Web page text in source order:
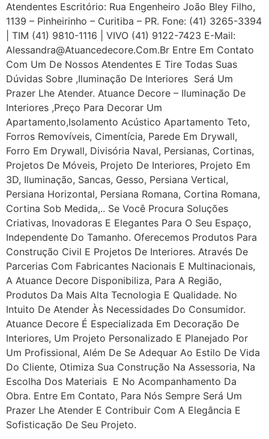
Atendentes Escritório: Rua Engenheiro João Bley Filho,
1139 – Pinheirinho – Curitiba – PR. Fone: (41) 3265-3394
| TIM (41) 9810-1116 | VIVO (41) 9122-7423 E-Mail:
Alessandra@atuancedecore.com.br Entre Em Contato
Com Um De Nossos Atendentes E Tire Todas Suas
Dúvidas Sobre ,iluminação De Interiores Será Um
Prazer Lhe Atender. Atuance Decore – Iluminação De
Interiores ,Preço Para Decorar Um
Apartamento,Isolamento Acústico Apartamento Teto,
Forros Removíveis, Cimentícia, Parede Em Drywall,
Forro Em Drywall, Divisória Naval, Persianas, Cortinas,
Projetos De Móveis, Projeto De Interiores, Projeto Em
3D, Iluminação, Sancas, Gesso, Persiana Vertical,
Persiana Horizontal, Persiana Romana, Cortina Romana,
Cortina Sob Medida,.. Se Você Procura Soluções
Criativas, Inovadoras E Elegantes Para O Seu Espaço,
Independente Do Tamanho. Oferecemos Produtos Para
Construção Civil E Projetos De Interiores. Através De
Parcerias Com Fabricantes Nacionais E Multinacionais,
A Atuance Decore Disponibiliza, Para A Região,
Produtos Da Mais Alta Tecnologia E Qualidade. No
Intuito De Atender Às Necessidades Do Consumidor.
Atuance Decore É Especializada Em Decoração De
Interiores, Um Projeto Personalizado E Planejado Por
Um Profissional, Além De Se Adequar Ao Estilo De Vida
Do Cliente, Otimiza Sua Construção Na Assessoria, Na
Escolha Dos Materiais E No Acompanhamento Da
Obra. Entre Em Contato, Para Nós Sempre Será Um
Prazer Lhe Atender E Contribuir Com A Elegância E
Sofisticação De Seu Projeto.